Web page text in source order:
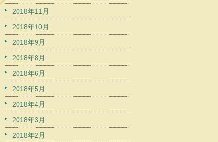
2018年11月
2018年10月
2018年9月
2018年8月
2018年6月
2018年5月
2018年4月
2018年3月
2018年2月